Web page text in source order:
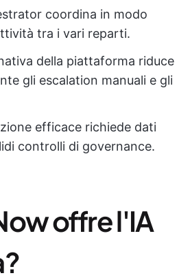
coordina in modo
tra i vari reparti.
della piattaforma riduce
gli escalation manuali e gli
efficace richiede dati
controlli di governance.
offre l'IA